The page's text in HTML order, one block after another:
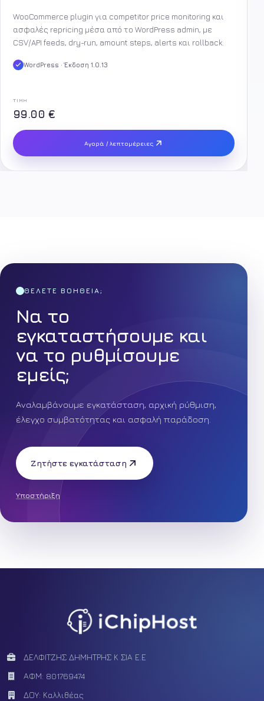
WooCommerce plugin για competitor price monitoring και
ασφαλές repricing μέσα από το WordPress admin, με
CSV/API feeds, dry-run, amount steps, alerts και rollback.
WordPress · Έκδοση 1.0.13
ΤΙΜΉ
99.00 €
Αγορά / λεπτομέρειες
ΘΈΛΕΤΕ ΒΟΉΘΕΙΑ;
Να το
εγκαταστήσουμε και
να το ρυθμίσουμε
εμείς;
Αναλαμβάνουμε εγκατάσταση, αρχική ρύθμιση,
έλεγχο συμβατότητας και ασφαλή παράδοση.
Ζητήστε εγκατάσταση
Υποστήριξη
ΔΕΛΦΙΤΖΗΣ ΔΗΜΗΤΡΗΣ Κ ΣΙΑ Ε.Ε
ΑΦΜ: 801769474
ΔΟΥ: Καλλιθέας